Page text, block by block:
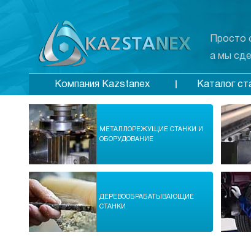
Просто
а мы
Компания Kazstanex Каталог
МЕТАЛЛОРЕЖУЩИЕ СТАНКИ И
ОБОРУДОВАНИЕ
ДЕРЕВООБРАБАТЫВАЮЩИЕ
СТАНКИ